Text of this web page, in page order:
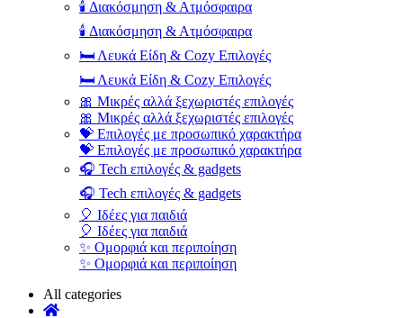
🕯️ Διακόσμηση & Ατμόσφαιρα
🕯️ Διακόσμηση & Ατμόσφαιρα
🛏️ Λευκά Είδη & Cozy Επιλογές
🛏️ Λευκά Είδη & Cozy Επιλογές
🎀 Μικρές αλλά ξεχωριστές επιλογές
🎀 Μικρές αλλά ξεχωριστές επιλογές
💝 Επιλογές με προσωπικό χαρακτήρα
💝 Επιλογές με προσωπικό χαρακτήρα
🎧 Tech επιλογές & gadgets
🎧 Tech επιλογές & gadgets
🎈 Ιδέες για παιδιά
🎈 Ιδέες για παιδιά
✨ Ομορφιά και περιποίηση
✨ Ομορφιά και περιποίηση
All categories